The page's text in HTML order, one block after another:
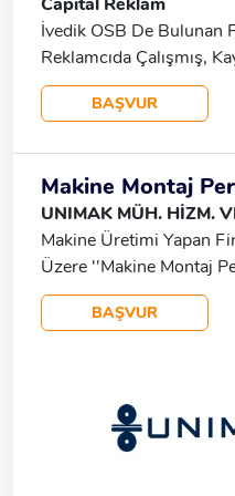
Düzenlenir. Atölyede
Etimesgut - Ankara
İvedik OSB De Bulunan
Reklamcıda Çalışmış,
Imalatı Yapabilen Harf
Harfleri Yapıştıracak
BAŞVUR
Makine Montaj
UNIMAK MÜH. HİZM.
Makine Üretimi Yapan
Üzere ''Makine Montaj
Çalışma Arkadaşı
Ister Misiniz? Nitelikler
Bulunmayan. 20 – 50
Tecrübeli. Tercihen
Çalışmış Olan. Teknik
BAŞVUR